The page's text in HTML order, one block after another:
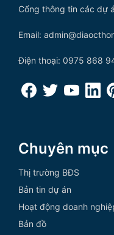
Cổng thông tin các dự
Email:
Điện thoại: 0975 868
Chuyên mục
Thị trường BĐS
Bản tin dự án
Hoạt động doanh
Bản đồ